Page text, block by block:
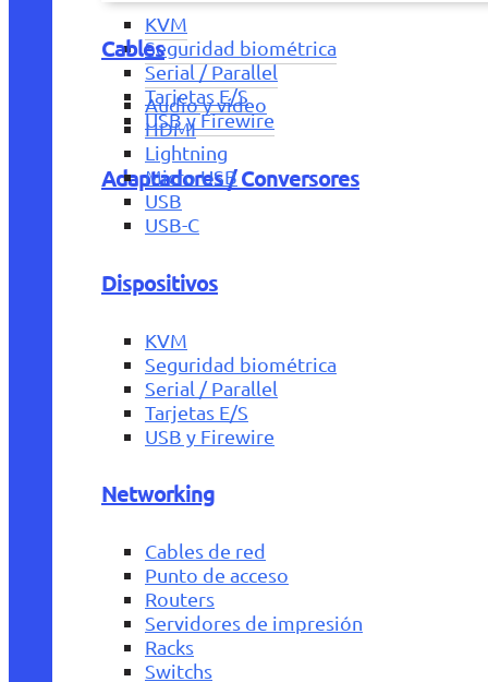
KVM
Seguridad biométrica
Serial / Parallel
Tarjetas E/S
USB y Firewire
Adaptadores / Conversores
Cables
Audio y vídeo
HDMI
Lightning
Micro USB
USB
USB-C
Dispositivos
KVM
Seguridad biométrica
Serial / Parallel
Tarjetas E/S
USB y Firewire
Networking
Cables de red
Punto de acceso
Routers
Servidores de impresión
Racks
Switchs